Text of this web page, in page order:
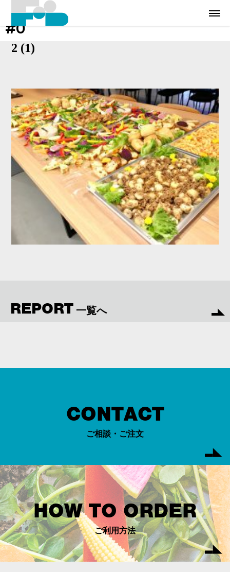
#0
2 (1)
REPORT 一覧へ
CONTACT
ご相談・ご注文
HOW TO ORDER
ご利用方法